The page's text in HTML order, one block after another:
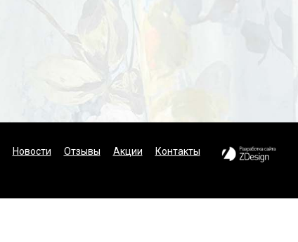
Новости Отзывы Акции Контакты